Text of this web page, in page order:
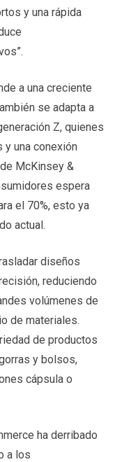
y una rápida
a una creciente
se adapta a
Z, quienes
y una conexión
McKinsey &
espera
el 70%, esto ya
actual.
diseños
reduciendo
volúmenes de
de materiales.
de productos
y bolsos,
cápsula o
ha derribado
a los